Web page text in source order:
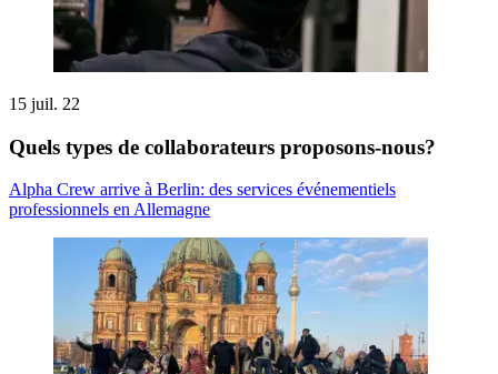
15 juil. 22
Quels types de collaborateurs proposons-nous?
Alpha Crew arrive à Berlin: des services événementiels
professionnels en Allemagne